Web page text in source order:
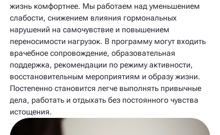
жизнь комфортнее. Мы работаем над уменьшением
слабости, снижением влияния гормональных
нарушений на самочувствие и повышением
переносимости нагрузок. В программу могут входить
врачебное сопровождение, образовательная
поддержка, рекомендации по режиму активности,
восстановительным мероприятиям и образу жизни.
Постепенно становится легче выполнять привычные
дела, работать и отдыхать без постоянного чувства
истощения.